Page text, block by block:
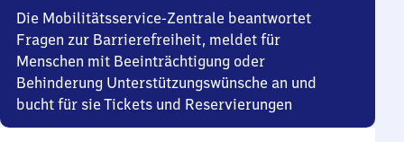
Die Mobilitätsservice-Zentrale beantwortet
Fragen zur Barrierefreiheit, meldet für
Menschen mit Beeinträchtigung oder
Behinderung Unterstützungswünsche an und
bucht für sie Tickets und Reservierungen